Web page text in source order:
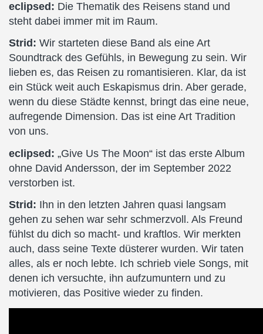
eclipsed: Die Thematik des Reisens stand und
steht dabei immer mit im Raum.
Strid: Wir starteten diese Band als eine Art
Soundtrack des Gefühls, in Bewegung zu sein. Wir
lieben es, das Reisen zu romantisieren. Klar, da ist
ein Stück weit auch Eskapismus drin. Aber gerade,
wenn du diese Städte kennst, bringt das eine neue,
aufregende Dimension. Das ist eine Art Tradition
von uns.
eclipsed: „Give Us The Moon“ ist das erste Album
ohne David Andersson, der im September 2022
verstorben ist.
Strid: Ihn in den letzten Jahren quasi langsam
gehen zu sehen war sehr schmerzvoll. Als Freund
fühlst du dich so macht- und kraftlos. Wir merkten
auch, dass seine Texte düsterer wurden. Wir taten
alles, als er noch lebte. Ich schrieb viele Songs, mit
denen ich versuchte, ihn aufzumuntern und zu
motivieren, das Positive wieder zu finden.